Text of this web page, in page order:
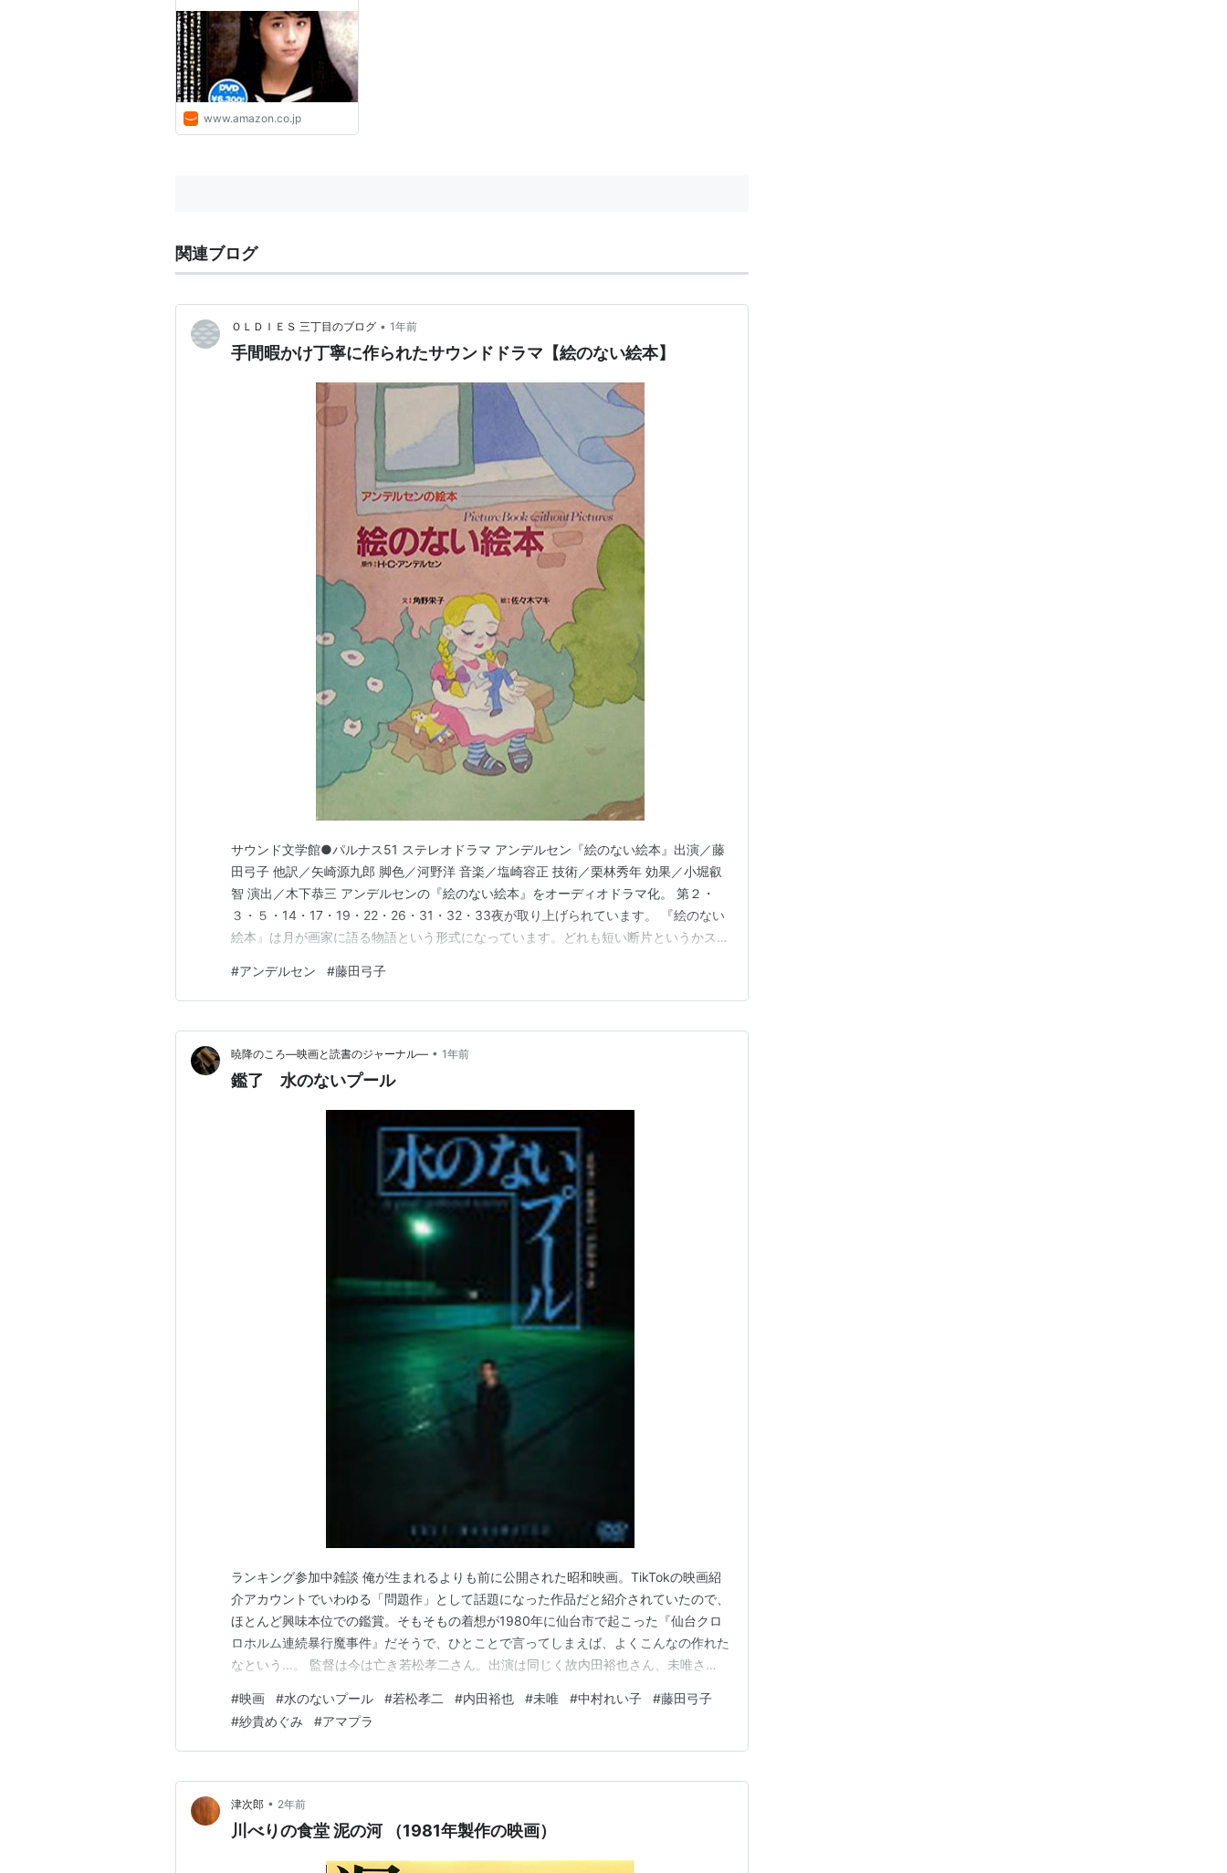
養命酒（養命酒製造株式会社
ムヒソフト（池田模範堂
…など。
発売日:1992/03
メディア:単行本
作者:
藤田弓子,小倉義人
出版社/メーカー:
マガジンランド
発売日:
2007/03
単行本
クリック
: 17回
この商品を含むブログ (3件) を見る
粂子 (出演), 小林聡美 (出演),
小林稔侍 (出演): DVD
www.amazon.co.jp
関連ブログ
ＯＬＤＩＥＳ 三丁目のブログ • 1年前
手間暇かけ丁寧に作られたサウンドドラマ【絵のない絵本】
サウンド文学館●パルナス51 ステレオドラマ アンデルセン『絵のない絵本』出演／藤
田弓子 他訳／矢崎源九郎 脚色／河野洋 音楽／塩崎容正 技術／栗林秀年 効果／小堀叡
智 演出／木下恭三 アンデルセンの『絵のない絵本』をオーディオドラマ化。 第２・
３・５・14・17・19・22・26・31・32・33夜が取り上げられています。 『絵のない
絵本』は月が画家に語る物語という形式になっています。どれも短い断片というかスケ
曲やBGMや効果音を入れたり、大勢の方々が手間暇かけて協力して丁寧に制作されて
います。 特に32夜では、死…
#アンデルセン #藤田弓子
暁降のころ―映画と読書のジャーナル― • 1年前
鑑了 水のないプール
ランキング参加中雑談 俺が生まれるよりも前に公開された昭和映画。TikTokの映画紹
介アカウントでいわゆる「問題作」として話題になった作品だと紹介されていたので、
ほとんど興味本位での鑑賞。そもそもの着想が1980年に仙台市で起こった『仙台クロ
ロホルム連続暴行魔事件』だそうで、ひとことで言ってしまえば、よくこんなの作れた
なという…。 監督は今は亡き若松孝二さん。出演は同じく故内田裕也さん、未唯さ
の映画です。 www.uedaeigeki.com 以下、あらすじ。（参照 allcinema） クロロホル
ムを使って意識…
#映画 #水のないプール #若松孝二 #内田裕也 #未唯 #中村れい子 #藤田弓子
#紗貴めぐみ #アマプラ
津次郎 • 2年前
川べりの食堂 泥の河 （1981年製作の映画）